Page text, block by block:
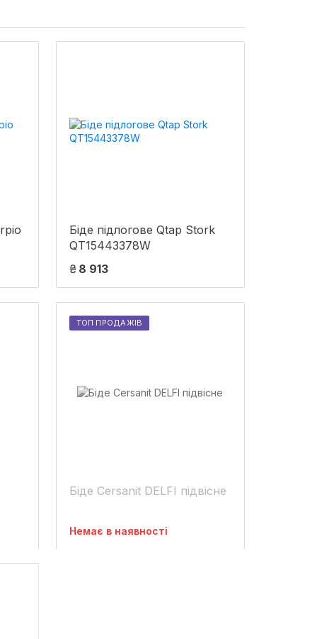
Біде підлогове Qtap Stork
QT15443378W
₴ 8 913
ТОП ПРОДАЖІВ
Біде Cersanit DELFI підвісне
Немає в наявності